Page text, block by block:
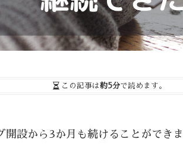
この記事は約5分で読めます。
開設から3か月も続けることができま